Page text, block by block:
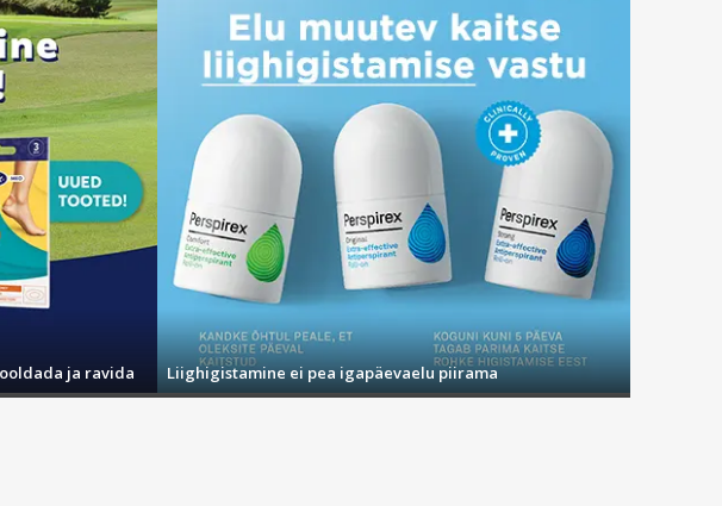
ja ravida Liighigistamine ei pea igapäevaelu piirama